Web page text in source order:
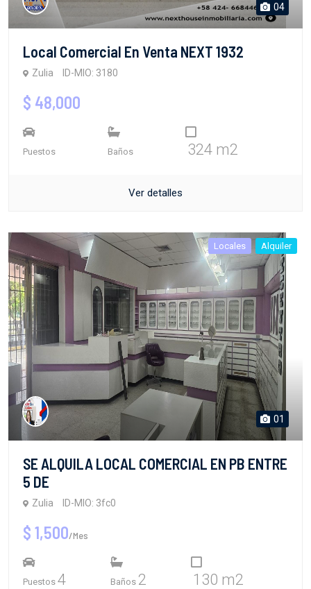
04
Local Comercial En Venta NEXT 1932
Zulia ID-MIO: 3180
$ 48,000
Puestos Baños 324 m2
Ver detalles
Locales Alquiler
01
SE ALQUILA LOCAL COMERCIAL EN PB ENTRE
5 DE
Zulia ID-MIO: 3fc0
$ 1,500/Mes
Puestos 4 Baños 2 130 m2